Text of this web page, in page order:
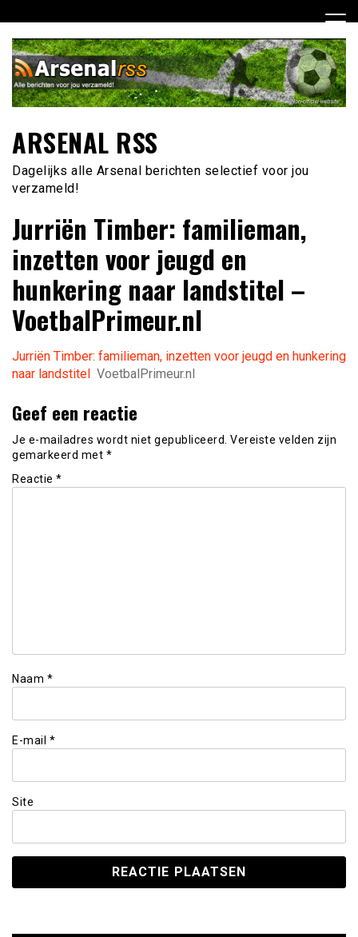
naar
inhoud
ARSENAL RSS
Dagelijks alle Arsenal berichten selectief voor jou
verzameld!
Jurriën Timber: familieman,
inzetten voor jeugd en
hunkering naar landstitel –
VoetbalPrimeur.nl
Jurriën Timber: familieman, inzetten voor jeugd en hunkering
naar landstitel
VoetbalPrimeur.nl
Geef een reactie
Je e-mailadres wordt niet gepubliceerd. Vereiste velden zijn
gemarkeerd met *
Reactie *
Naam *
E-mail *
Site